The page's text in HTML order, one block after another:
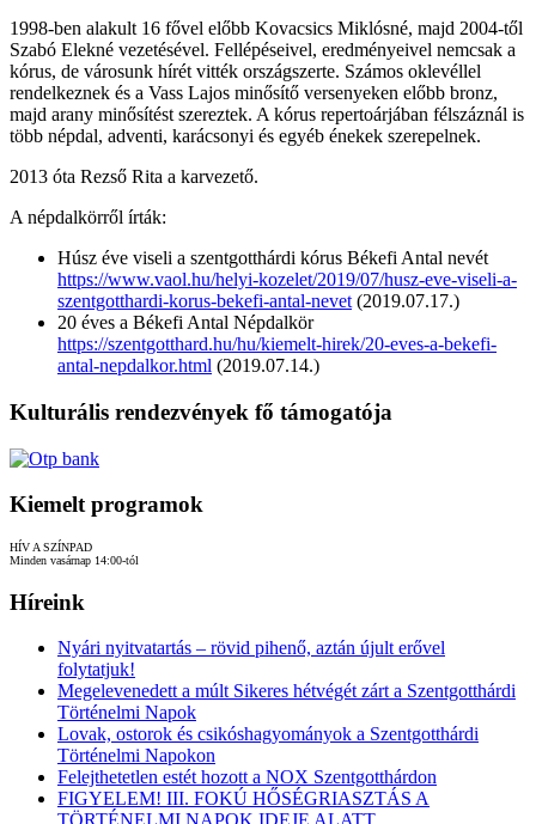
1998-ben alakult 16 fővel előbb Kovacsics Miklósné, majd 2004-től
Szabó Elekné vezetésével. Fellépéseivel, eredményeivel nemcsak a
kórus, de városunk hírét vitték országszerte. Számos oklevéllel
rendelkeznek és a Vass Lajos minősítő versenyeken előbb bronz,
majd arany minősítést szereztek. A kórus repertoárjában félszáznál is
több népdal, adventi, karácsonyi és egyéb énekek szerepelnek.
2013 óta Rezső Rita a karvezető.
A népdalkörről írták:
Húsz éve viseli a szentgotthárdi kórus Békefi Antal nevét
https://www.vaol.hu/helyi-kozelet/2019/07/husz-eve-viseli-a-
szentgotthardi-korus-bekefi-antal-nevet (2019.07.17.)
20 éves a Békefi Antal Népdalkör
https://szentgotthard.hu/hu/kiemelt-hirek/20-eves-a-bekefi-
antal-nepdalkor.html (2019.07.14.)
Kulturális rendezvények fő támogatója
Kiemelt programok
HÍV A SZÍNPAD
Minden vasárnap 14:00-tól
Híreink
Nyári nyitvatartás – rövid pihenő, aztán újult erővel
folytatjuk!
Megelevenedett a múlt Sikeres hétvégét zárt a Szentgotthárdi
Történelmi Napok
Lovak, ostorok és csikóshagyományok a Szentgotthárdi
Történelmi Napokon
Felejthetetlen estét hozott a NOX Szentgotthárdon
FIGYELEM! III. FOKÚ HŐSÉGRIASZTÁS A